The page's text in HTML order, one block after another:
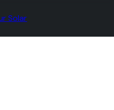
Fechar